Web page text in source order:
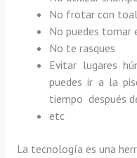
No frotar con
No puedes tomar
No te rasques
Evitar lugares
puedes ir a la
tiempo después
etc
La tecnología es una